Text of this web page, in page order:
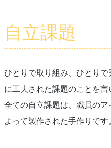
自立課題
ひとりで取り組み、ひとりで
に工夫された課題のことを言
全ての自立課題は、職員の
よって製作された手作りです。